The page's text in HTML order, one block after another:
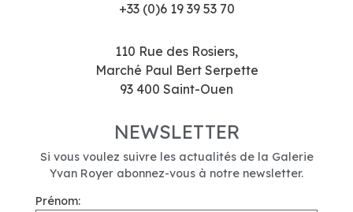
+33 (0)6 19 39 53 70
110 Rue des Rosiers,
Marché Paul Bert Serpette
93 400 Saint-Ouen
NEWSLETTER
Si vous voulez suivre les actualités de la Galerie
Yvan Royer abonnez-vous à notre newsletter.
Prénom: